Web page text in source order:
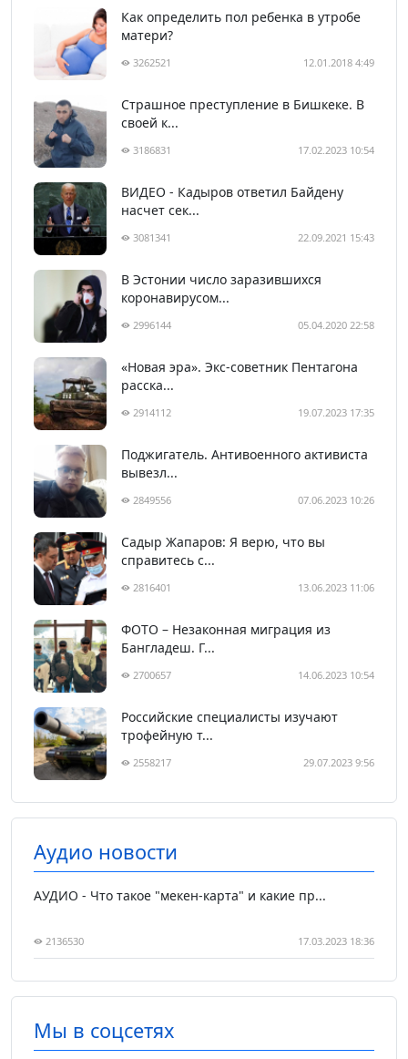
Как определить пол ребенка в утробе
матери?
3262521 12.01.2018 4:49
Страшное преступление в Бишкеке. В
своей к...
3186831 17.02.2023 10:54
ВИДЕО - Кадыров ответил Байдену
насчет сек...
3081341 22.09.2021 15:43
В Эстонии число заразившихся
коронавирусом...
2996144 05.04.2020 22:58
«Новая эра». Экс-советник Пентагона
расска...
2914112 19.07.2023 17:35
Поджигатель. Антивоенного активиста
вывезл...
2849556 07.06.2023 10:26
Садыр Жапаров: Я верю, что вы
справитесь с...
2816401 13.06.2023 11:06
ФОТО – Незаконная миграция из
Бангладеш. Г...
2700657 14.06.2023 10:54
Российские специалисты изучают
трофейную т...
2558217 29.07.2023 9:56
Аудио новости
АУДИО - Что такое "мекен-карта" и какие пр...
2136530 17.03.2023 18:36
Мы в соцсетях